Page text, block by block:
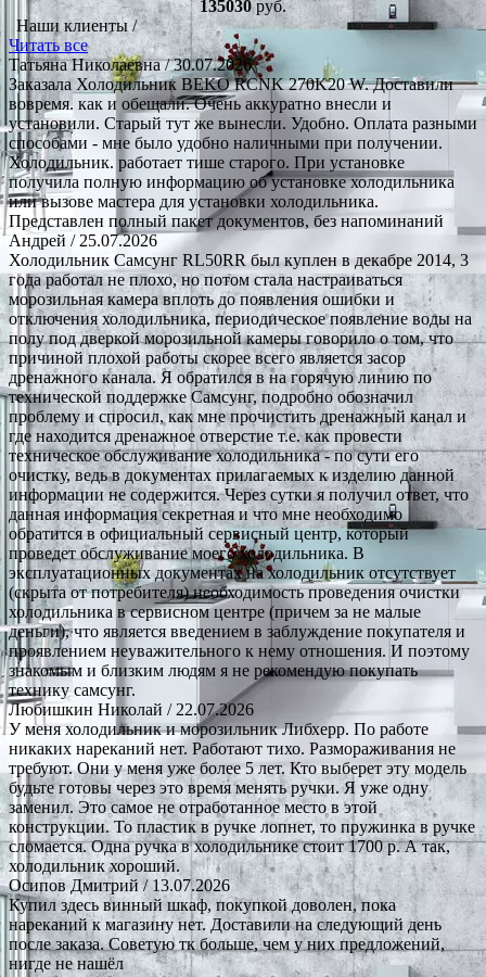
135030руб.
Наши клиенты /
Читать все
Татьяна Николаевна/ 30.07.2026
Заказала Холодильник BEKO RCNK 270K20 W. Доставили
вовремя. как и обещали. Очень аккуратно внесли и
установили. Старый тут же вынесли. Удобно. Оплата разными
способами - мне было удобно наличными при получении.
Холодильник. работает тише старого. При установке
получила полную информацию об установке холодильника
или вызове мастера для установки холодильника.
Представлен полный пакет документов, без напоминаний
Андрей / 25.07.2026
Холодильник Самсунг RL50RR был куплен в декабре 2014, 3
года работал не плохо, но потом стала настраиваться
морозильная камера вплоть до появления ошибки и
отключения холодильника, периодическое появление воды на
полу под дверкой морозильной камеры говорило о том, что
причиной плохой работы скорее всего является засор
дренажного канала. Я обратился в на горячую линию по
технической поддержке Самсунг, подробно обозначил
проблему и спросил, как мне прочистить дренажный канал и
где находится дренажное отверстие т.е. как провести
техническое обслуживание холодильника - по сути его
очистку, ведь в документах прилагаемых к изделию данной
информации не содержится. Через сутки я получил ответ, что
данная информация секретная и что мне необходимо
обратится в официальный сервисный центр, который
проведет обслуживание моего холодильника. В
эксплуатационных документах на холодильник отсутствует
(скрыта от потребителя) необходимость проведения очистки
холодильника в сервисном центре (причем за не малые
деньги), что является введением в заблуждение покупателя и
проявлением неуважительного к нему отношения. И поэтому
знакомым и близким людям я не рекомендую покупать
технику самсунг.
Любишкин Николай / 22.07.2026
У меня холодильник и морозильник Либхерр. По работе
никаких нареканий нет. Работают тихо. Размораживания не
требуют. Они у меня уже более 5 лет. Кто выберет эту модель
будьте готовы через это время менять ручки. Я уже одну
заменил. Это самое не отработанное место в этой
конструкции. То пластик в ручке лопнет, то пружинка в ручке
сломается. Одна ручка в холодильнике стоит 1700 р. А так,
холодильник хороший.
Осипов Дмитрий/ 13.07.2026
Купил здесь винный шкаф, покупкой доволен, пока
нареканий к магазину нет. Доставили на следующий день
после заказа. Советую тк больше, чем у них предложений,
нигде не нашёл